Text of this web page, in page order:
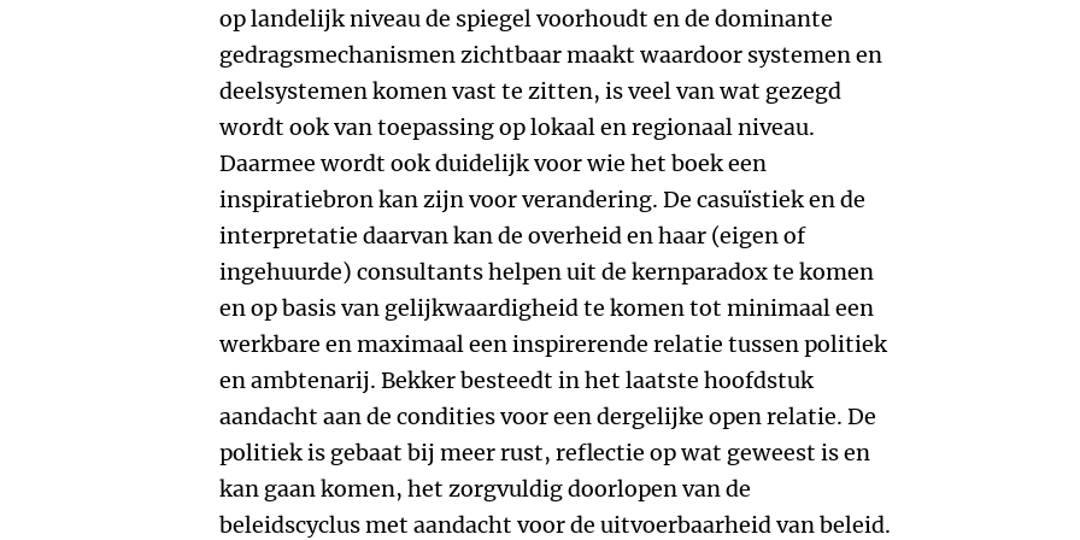
op landelijk niveau de spiegel voorhoudt en de dominante
gedragsmechanismen zichtbaar maakt waardoor systemen en
deelsystemen komen vast te zitten, is veel van wat gezegd
wordt ook van toepassing op lokaal en regionaal niveau.
Daarmee wordt ook duidelijk voor wie het boek een
inspiratiebron kan zijn voor verandering. De casuïstiek en de
interpretatie daarvan kan de overheid en haar (eigen of
ingehuurde) consultants helpen uit de kernparadox te komen
en op basis van gelijkwaardigheid te komen tot minimaal een
werkbare en maximaal een inspirerende relatie tussen politiek
en ambtenarij. Bekker besteedt in het laatste hoofdstuk
aandacht aan de condities voor een dergelijke open relatie. De
politiek is gebaat bij meer rust, reflectie op wat geweest is en
kan gaan komen, het zorgvuldig doorlopen van de
beleidscyclus met aandacht voor de uitvoerbaarheid van beleid.